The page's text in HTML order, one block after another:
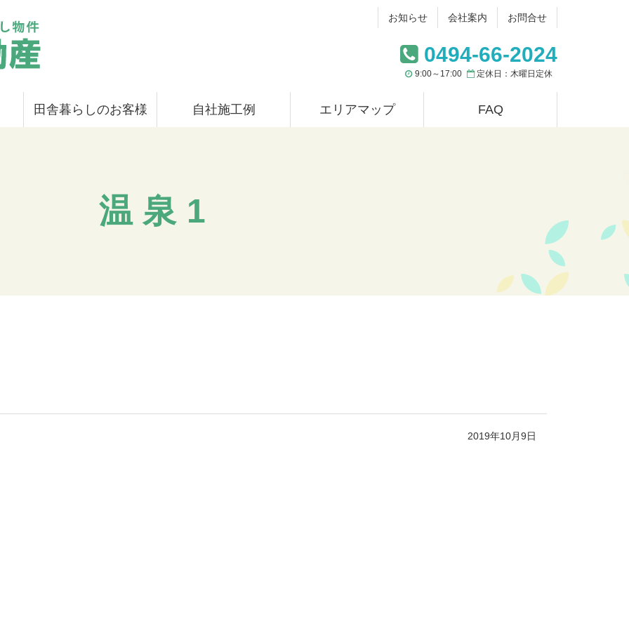
0494-66-2024
9:00～17:00 定休日：木曜日定休
お知らせ 会社案内 お問合せ
田舎暮らしのお客様 自社施工例 エリアマップ FAQ
温泉1
2019年10月9日